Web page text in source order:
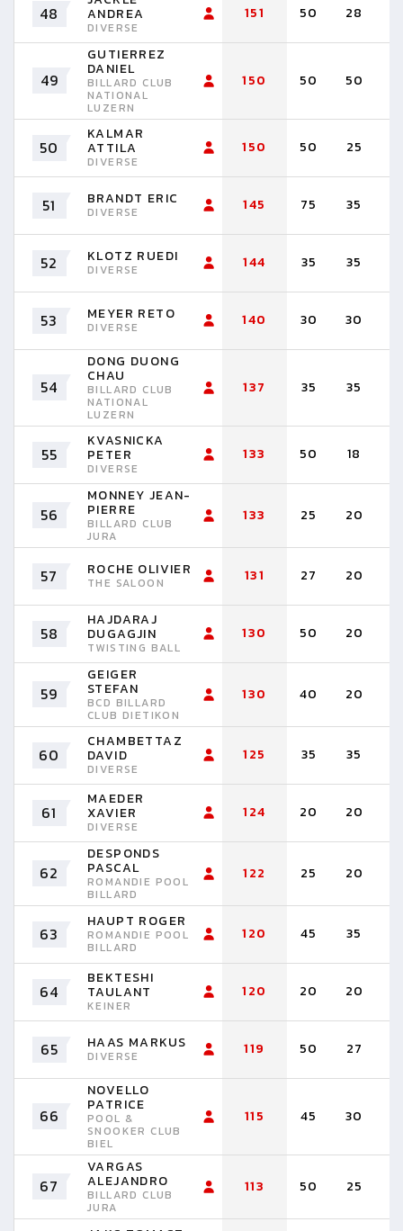
48 ANDREA
DIVERSE
151 50 28
49
GUTIERREZ
DANIEL
BILLARD CLUB
NATIONAL
LUZERN
150 50 50
50
KALMAR
ATTILA
DIVERSE
150 50 25
51 BRANDT ERIC
DIVERSE 145 75 35
52 KLOTZ RUEDI
DIVERSE 144 35 35
53 MEYER RETO
DIVERSE 140 30 30
54
DONG DUONG
CHAU
BILLARD CLUB
NATIONAL
LUZERN
137 35 35
55
KVASNICKA
PETER
DIVERSE
133 50 18
56
MONNEY JEAN-
PIERRE
BILLARD CLUB
JURA
133 25 20
57 ROCHE OLIVIER
THE SALOON 131 27 20
58
HAJDARAJ
DUGAGJIN
TWISTING BALL
130 50 20
59
GEIGER
STEFAN
BCD BILLARD
CLUB DIETIKON
130 40 20
60
CHAMBETTAZ
DAVID
DIVERSE
125 35 35
61
MAEDER
XAVIER
DIVERSE
124 20 20
62
DESPONDS
PASCAL
ROMANDIE POOL
BILLARD
122 25 20
63
HAUPT ROGER
ROMANDIE POOL
BILLARD
120 45 35
64
BEKTESHI
TAULANT
KEINER
120 20 20
65 HAAS MARKUS
DIVERSE 119 50 27
66
NOVELLO
PATRICE
POOL &
SNOOKER CLUB
BIEL
115 45 30
67
VARGAS
ALEJANDRO
BILLARD CLUB
JURA
113 50 25